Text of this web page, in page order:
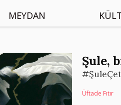
MEYDAN
Şule,
Üftade Fıtır